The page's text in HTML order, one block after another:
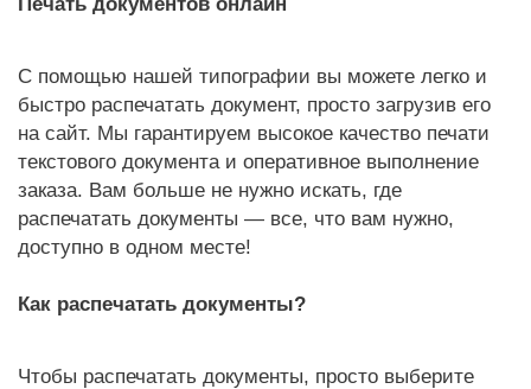
С помощью нашей типографии вы можете легко и
быстро распечатать документ, просто загрузив его
на сайт. Мы гарантируем высокое качество печати
текстового документа и оперативное выполнение
заказа. Вам больше не нужно искать, где
распечатать документы — все, что вам нужно,
доступно в одном месте!
Как распечатать документы?
Чтобы распечатать документы, просто выберите